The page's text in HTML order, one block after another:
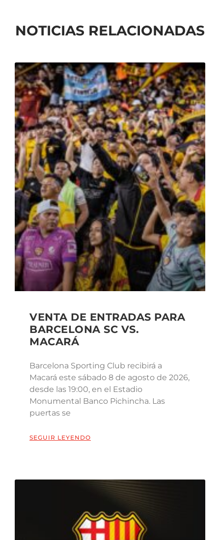
NOTICIAS RELACIONADAS
VENTA DE ENTRADAS PARA
BARCELONA SC VS.
MACARÁ
Barcelona Sporting Club recibirá a
Macará este sábado 8 de agosto de 2026,
desde las 19:00, en el Estadio
Monumental Banco Pichincha. Las
puertas se
SEGUIR LEYENDO